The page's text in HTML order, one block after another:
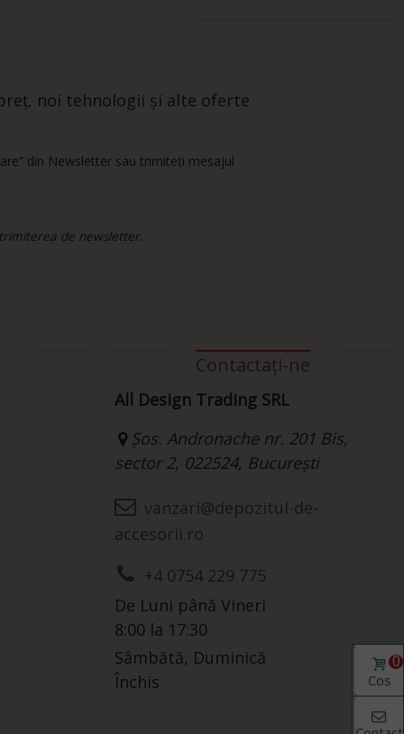
noi tehnologii și alte oferte
din Newsletter sau trimiteți mesajul
de newsletter.
Contactați-ne
All Design Trading SRL
Șos. Andronache nr. 201 Bis,
sector 2, 022524, București
vanzari@depozitul-de-
accesorii.ro
+4 0754 229 775
De Luni până Vineri
8:00 la 17:30
Sâmbătă, Duminică
Închis
Coș
0